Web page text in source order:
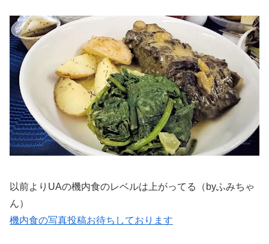
以前よりUAの機内食のレベルは上がってる（byふみちゃ
ん）
機内食の写真投稿お待ちしております